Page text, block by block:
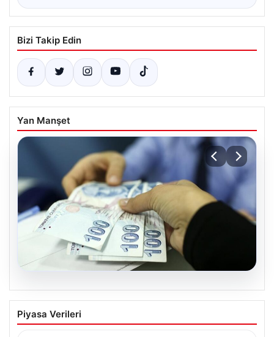
Bizi Takip Edin
Yan Manşet
06.08.2026
Nisan 2026 Doğum Yardımı Ödemeleri
Hesaplara Yatırıldı: Bakan Göktaş’tan
Piyasa Verileri